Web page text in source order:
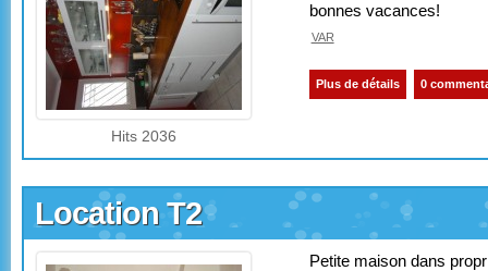
Hits 2036
bonnes vacances!
VAR
Plus de détails 0
Location T2
Petite maison dans